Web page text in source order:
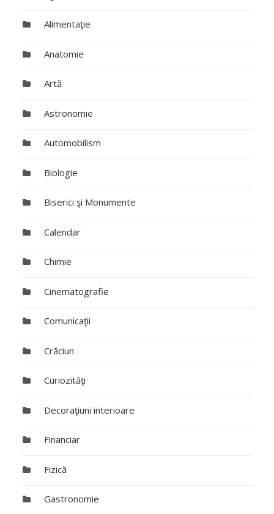
Alimentaţie
Anatomie
Artă
Astronomie
Automobilism
Biologie
Biserici şi Monumente
Calendar
Chimie
Cinematografie
Comunicaţii
Crăciun
Curiozităţi
Decoraţiuni interioare
Financiar
Fizică
Gastronomie